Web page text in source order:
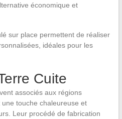
économique et
sur place permettent de réaliser
idéales pour les
Cuite
associés aux régions
touche chaleureuse et
Leur procédé de fabrication